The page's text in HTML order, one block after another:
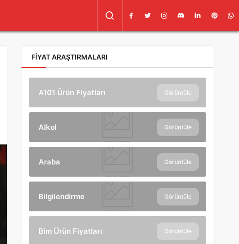
FIYAT ARAŞTIRMALARI
A101 Ürün Fiyatları Görüntüle
Alkol Görüntüle
Araba Görüntüle
Bilgilendirme Görüntüle
Bim Ürün Fiyatları Görüntüle